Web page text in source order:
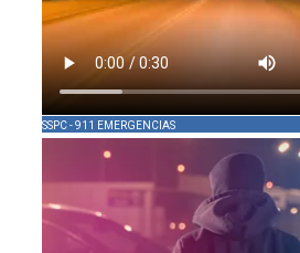
SSPC - 911 EMERGENCIAS